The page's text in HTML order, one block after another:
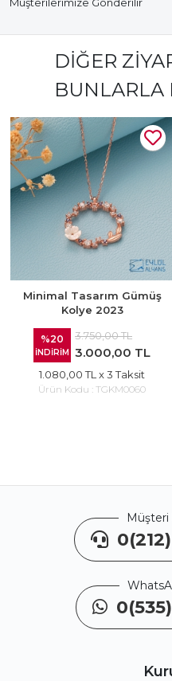
DIĞER
BUNLARLA
Minimal Tasarım Gümüş
Kolye 2023
%20
İNDİRİM
3.750,00 TL
3.000,00 TL
1.080,00 TL x 3 Taksit
Ürün Kodu : TGKM0060